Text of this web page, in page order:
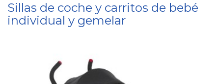
Sillas de coche y carritos de bebé
individual y gemelar